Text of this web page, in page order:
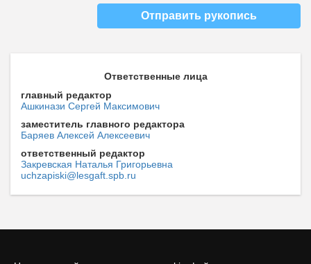
Отправить рукопись
Ответственные лица
главный редактор
Ашкинази Сергей Максимович
заместитель главного редактора
Баряев Алексей Алексеевич
ответственный редактор
Закревская Наталья Григорьевна
uchzapiski@lesgaft.spb.ru